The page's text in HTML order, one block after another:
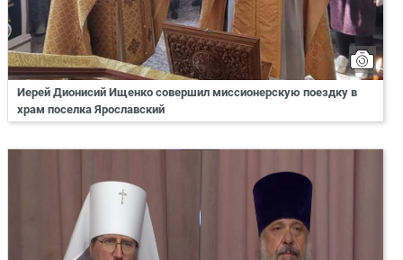
Иерей Дионисий Ищенко совершил миссионерскую поездку в
храм поселка Ярославский